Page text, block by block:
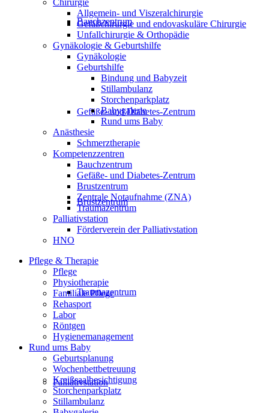
Bauchzentrum
Gefäße- und Diabetes-Zentrum
Brustzentrum
Traumazentrum
Palliativstation
Chirurgie
Allgemein- und Viszeralchirurgie
Gefäßchirurgie und endovaskuläre Chirurgie
Unfallchirurgie & Orthopädie
Gynäkologie & Geburtshilfe
Gynäkologie
Geburtshilfe
Bindung und Babyzeit
Stillambulanz
Storchenparkplatz
Babygalerie
Rund ums Baby
Anästhesie
Schmerztherapie
Kompetenzzentren
Bauchzentrum
Gefäße- und Diabetes-Zentrum
Brustzentrum
Zentrale Notaufnahme (ZNA)
Traumazentrum
Palliativstation
Förderverein der Palliativstation
HNO
Pflege & Therapie
Pflege
Physiotherapie
Familiale Pflege
Rehasport
Labor
Röntgen
Hygienemanagement
Rund ums Baby
Geburtsplanung
Wochenbettbetreuung
Kreißsaalbesichtigung
Storchenparkplatz
Stillambulanz